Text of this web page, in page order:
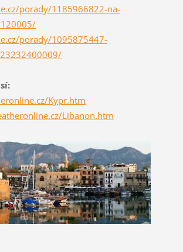
porady/1185966822-na-
porady/1095875447-
Kypr.htm
Libanon.htm